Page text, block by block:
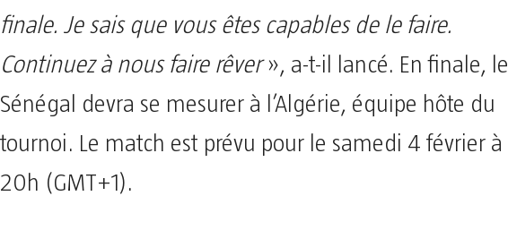
finale. Je sais que vous êtes capables de le faire.
Continuez à nous faire rêver», a-t-il lancé. En finale, le
Sénégal devra se mesurer à l’Algérie, équipe hôte du
tournoi. Le match est prévu pour le samedi 4 février à
20h (GMT+1).